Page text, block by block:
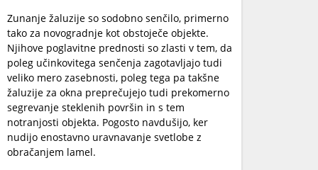
Zunanje žaluzije so sodobno senčilo, primerno
tako za novogradnje kot obstoječe objekte.
Njihove poglavitne prednosti so zlasti v tem, da
poleg učinkovitega senčenja zagotavljajo tudi
veliko mero zasebnosti, poleg tega pa takšne
žaluzije za okna preprečujejo tudi prekomerno
segrevanje steklenih površin in s tem
notranjosti objekta. Pogosto navdušijo, ker
nudijo enostavno uravnavanje svetlobe z
obračanjem lamel.